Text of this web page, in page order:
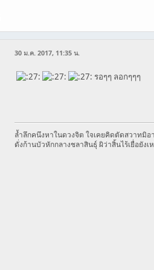
30 ม.ค. 2017, 11:35 น.
รอๆๆ ลอกๆๆๆ
ล้ำลึกคนึงหาในดวงจิต ใจเคยคิดตัดสวาทมิอ
ดั่งก้านบัวหักกลางชลาสินธุ์ ผิว่าสิ้นไร้เยื่อยังเ